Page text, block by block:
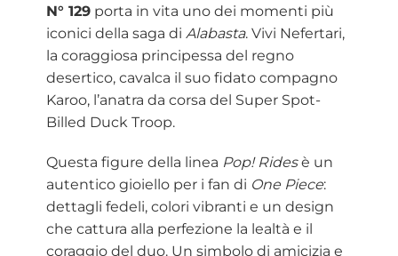
N° 129porta in vita uno dei momenti più
iconici della saga di Alabasta. Vivi Nefertari,
la coraggiosa principessa del regno
desertico, cavalca il suo fidato compagno
Karoo, l’anatra da corsa del Super Spot-
Billed Duck Troop.
Questa figure della linea Pop! Ridesè un
autentico gioiello per i fan di One Piece:
dettagli fedeli, colori vibranti e un design
che cattura alla perfezione la lealtà e il
coraggio del duo. Un simbolo di amicizia e